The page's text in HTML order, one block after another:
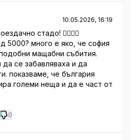
10.05.2026, 16:19
стадо! 🚴‍♀️🚴‍♂️
5000? много е яко, че софия
мащабни събития.
се забавляваха и да
показваме, че българия
големи неща и да е част от
0